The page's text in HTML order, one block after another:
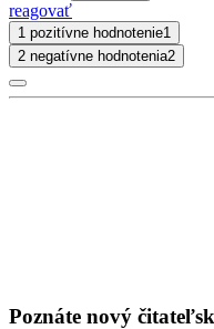
reagovať
1 pozitívne hodnotenie1
2 negatívne hodnotenia2
Poznáte nový